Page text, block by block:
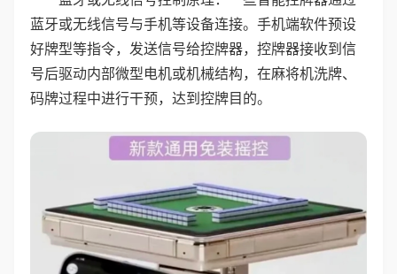
蓝牙或无线信号与手机等设备连接。手机端软件预设
好牌型等指令，发送信号给控牌器，控牌器接收到信
号后驱动内部微型电机或机械结构，在麻将机洗牌、
码牌过程中进行干预，达到控牌目的。